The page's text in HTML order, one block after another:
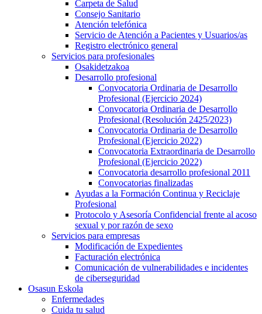
Carpeta de Salud
Consejo Sanitario
Atención telefónica
Servicio de Atención a Pacientes y Usuarios/as
Registro electrónico general
Servicios para profesionales
Osakidetzakoa
Desarrollo profesional
Convocatoria Ordinaria de Desarrollo
Profesional (Ejercicio 2024)
Convocatoria Ordinaria de Desarrollo
Profesional (Resolución 2425/2023)
Convocatoria Ordinaria de Desarrollo
Profesional (Ejercicio 2022)
Convocatoria Extraordinaria de Desarrollo
Profesional (Ejercicio 2022)
Convocatoria desarrollo profesional 2011
Convocatorias finalizadas
Ayudas a la Formación Continua y Reciclaje
Profesional
Protocolo y Asesoría Confidencial frente al acoso
sexual y por razón de sexo
Servicios para empresas
Modificación de Expedientes
Facturación electrónica
Comunicación de vulnerabilidades e incidentes
de ciberseguridad
Osasun Eskola
Enfermedades
Cuida tu salud